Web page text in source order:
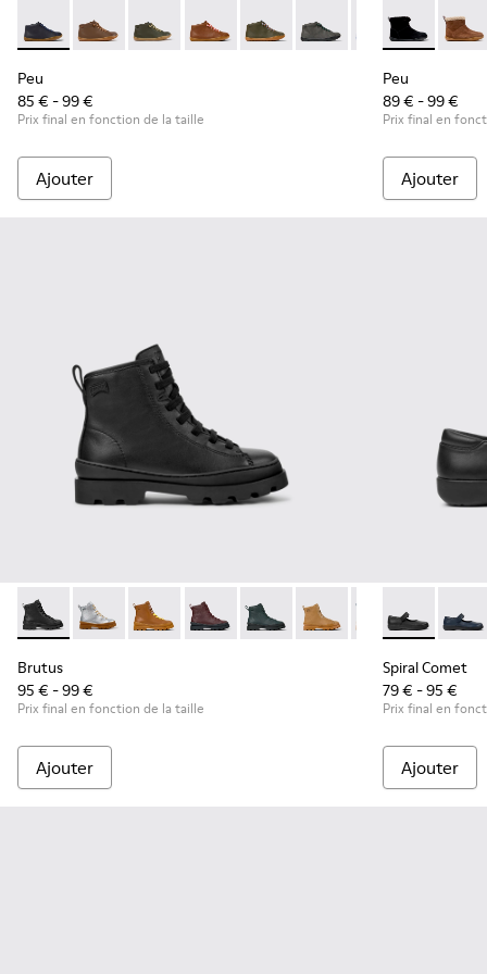
Peu - 90019-096 - Bottines en cuir bleu pour enfants.
Peu - 90019-131
Peu - 90019-130
Peu - 90019-126
Peu - 90019-125Peu - 90019-124
Peu - 90019-123
Peu -
Peu
85 € - 99 €
Prix final en fonction de la taille
Ajouter
Peu - Peu
Peu
89 € - 99 €
Prix final en
Ajouter
Brutus - K900179-002 - Bottines en cuir noir pour enfants.
Brutus - K900179-035
Brutus - K900179-032
Brutus - K900179-031
Brutus - K900179-027
Brutus - K900179-026
Brutus -Brutus -
Brutus
95 € - 99 €
Prix final en fonction de la taille
Ajouter
Spiral
Spiral Comet
79 € - 95 €
Prix final en
Ajouter